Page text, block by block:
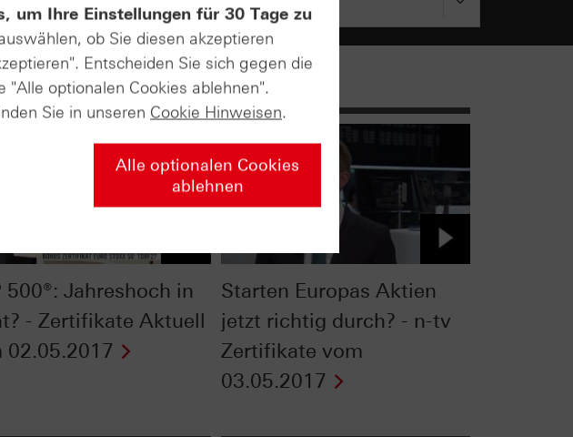
500®: Jahreshoch in
- Zertifikate Aktuell
02.05.2017
Starten Europas Aktien
jetzt richtig durch? - n-tv
Zertifikate vom
03.05.2017
um Ihre Einstellungen für 30 Tage zu
ob Sie diesen akzeptieren
Entscheiden Sie sich gegen die
optionalen Cookies ablehnen".
Sie in unseren Cookie Hinweisen.
Alle optionalen Cookies
ablehnen